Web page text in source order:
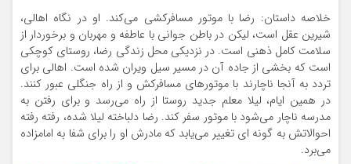
خلاصه داستان: رضا با موتور مسافرکشی می‌کند. او در نگاه اهالی،
شیرین عقل است، لیکن در باطن جوانی با عاطفه و مهربان و برخوردار از
سلامت کامل ذهنی است. در نزدیکی محل زندگی رضا، روستای کوچکی
است که بخشی از جاده آن در مسیر سیل ویران شده است. اهالی برای
تردد به آنجا ناچارند با موتورهای مسافرکش و از راه جنگلی عبور کنند.
در همین ایام، لیلا معلم جدید روستا از راه می‌رسد و برای رفتن به
مدرسه ناچار می‌شود با موتور سفر کند. رضا دلباخته لیلا شده، رفته رفته
احوالاتش به گونه ای تغییر می‌یابد که مادرش او را برای شفا به امامزاده
می‌برد.